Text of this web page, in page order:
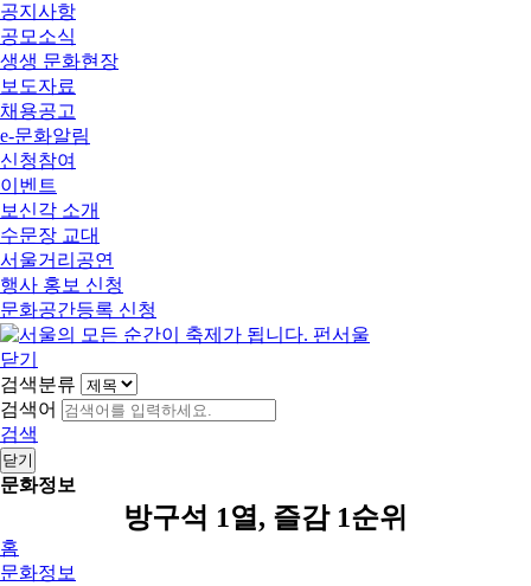
공지사항
공모소식
생생 문화현장
보도자료
채용공고
e-문화알림
신청참여
이벤트
보신각 소개
수문장 교대
서울거리공연
행사 홍보 신청
문화공간등록 신청
닫기
검색분류
검색어
검색
닫기
문화정보
방구석 1열, 즐감 1순위
홈
문화정보